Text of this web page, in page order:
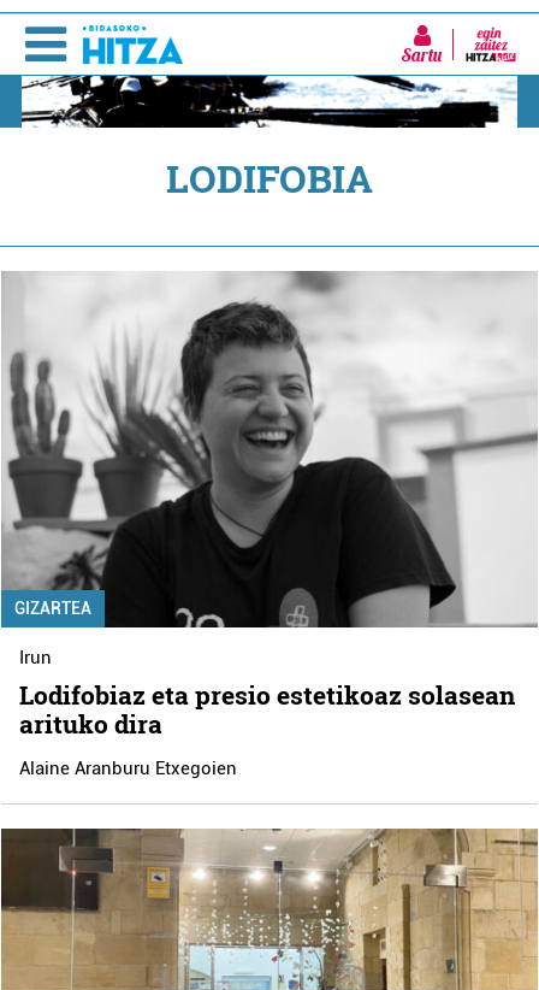
Sartu
LODIFOBIA
GIZARTEA
Irun
Lodifobiaz eta presio estetikoaz solasean
arituko dira
Alaine Aranburu Etxegoien